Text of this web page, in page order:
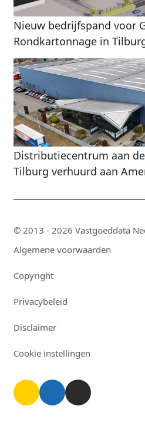
Nieuw bedrijfspand voor
Rondkartonnage in
Distributiecentrum aan
Tilburg verhuurd aan
© 2013 - 2026 Vastgoeddata
Algemene voorwaarden
Copyright
Privacybeleid
Disclaimer
Cookie instellingen